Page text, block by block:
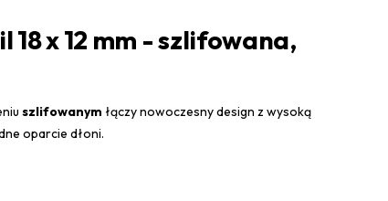
18 x 12 mm - szlifowana,
szlifowanym łączy nowoczesny design z wysoką
oparcie dłoni.